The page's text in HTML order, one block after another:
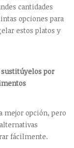
cantidades
opciones para
estos platos y
sustitúyelos por
mejor opción, pero
fácilmente.